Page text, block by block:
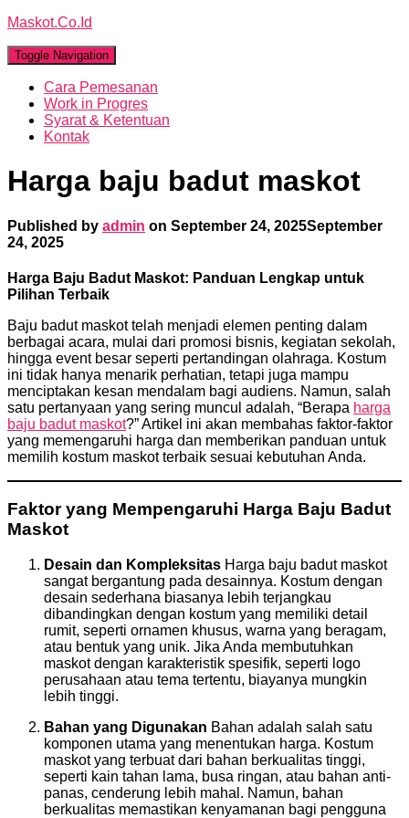
Maskot.Co.Id
Toggle Navigation
Cara Pemesanan
Work in Progres
Syarat & Ketentuan
Kontak
Harga baju badut maskot
Published by admin on September 24, 2025September
24, 2025
Harga Baju Badut Maskot: Panduan Lengkap untuk
Pilihan Terbaik
Baju badut maskot telah menjadi elemen penting dalam
berbagai acara, mulai dari promosi bisnis, kegiatan sekolah,
hingga event besar seperti pertandingan olahraga. Kostum
ini tidak hanya menarik perhatian, tetapi juga mampu
menciptakan kesan mendalam bagi audiens. Namun, salah
satu pertanyaan yang sering muncul adalah, “Berapa harga
baju badut maskot?” Artikel ini akan membahas faktor-faktor
yang memengaruhi harga dan memberikan panduan untuk
memilih kostum maskot terbaik sesuai kebutuhan Anda.
Faktor yang Mempengaruhi Harga Baju Badut
Maskot
Desain dan Kompleksitas Harga baju badut maskot
sangat bergantung pada desainnya. Kostum dengan
desain sederhana biasanya lebih terjangkau
dibandingkan dengan kostum yang memiliki detail
rumit, seperti ornamen khusus, warna yang beragam,
atau bentuk yang unik. Jika Anda membutuhkan
maskot dengan karakteristik spesifik, seperti logo
perusahaan atau tema tertentu, biayanya mungkin
lebih tinggi.
Bahan yang Digunakan Bahan adalah salah satu
komponen utama yang menentukan harga. Kostum
maskot yang terbuat dari bahan berkualitas tinggi,
seperti kain tahan lama, busa ringan, atau bahan anti-
panas, cenderung lebih mahal. Namun, bahan
berkualitas memastikan kenyamanan bagi pengguna